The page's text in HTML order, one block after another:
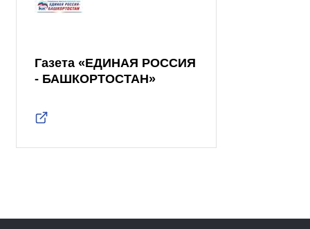
Газета «ЕДИНАЯ РОССИЯ
- БАШКОРТОСТАН»